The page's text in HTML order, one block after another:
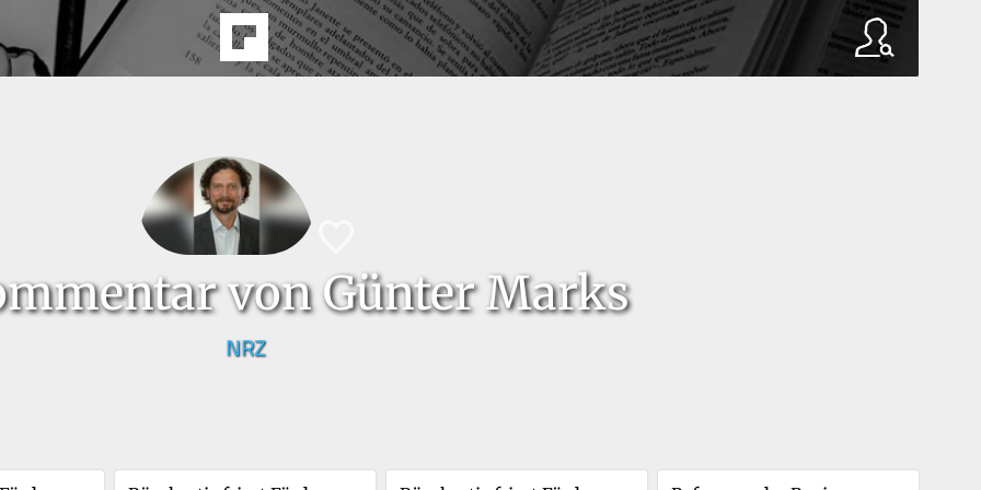
von Günter Marks
NRZ